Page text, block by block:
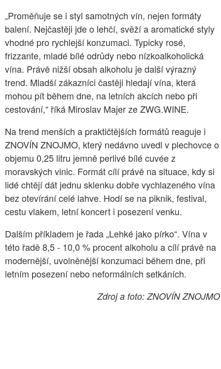
„Proměňuje se i styl samotných vín, nejen formáty
balení. Nejčastěji jde o lehčí, svěží a aromatické styly
vhodné pro rychlejší konzumaci. Typicky rosé,
frizzante, mladé bílé odrůdy nebo nízkoalkoholická
vína. Právě nižší obsah alkoholu je další výrazný
trend. Mladší zákazníci častěji hledají vína, která
mohou pít během dne, na letních akcích nebo při
cestování,“ říká Miroslav Majer ze ZWG.WINE.
Na trend menších a praktičtějších formátů reaguje i
ZNOVÍN ZNOJMO, který nedávno uvedl v plechovce o
objemu 0,25 litru jemně perlivé bílé cuvée z
moravských vinic. Formát cílí právě na situace, kdy si
lidé chtějí dát jednu sklenku dobře vychlazeného vína
bez otevírání celé lahve. Hodí se na piknik, festival,
cestu vlakem, letní koncert i posezení venku.
Dalším příkladem je řada „Lehké jako pírko“. Vína v
této řadě 8,5 - 10,0 % procent alkoholu a cílí právě na
modernější, uvolněnější konzumaci během dne, při
letním posezení nebo neformálních setkáních.
Zdroj a foto: ZNOVÍN ZNOJMO